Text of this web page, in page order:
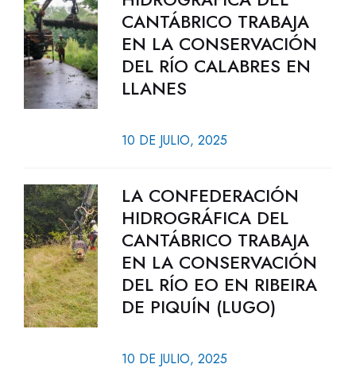
CANTÁBRICO TRABAJA
EN LA CONSERVACIÓN
DEL RÍO CALABRES EN
LLANES
10 DE JULIO, 2025
LA CONFEDERACIÓN
HIDROGRÁFICA DEL
CANTÁBRICO TRABAJA
EN LA CONSERVACIÓN
DEL RÍO EO EN RIBEIRA
DE PIQUÍN (LUGO)
10 DE JULIO, 2025